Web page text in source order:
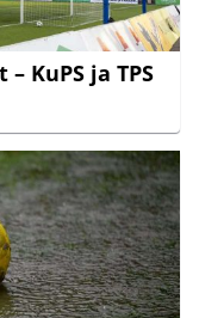
KuPS ja TPS